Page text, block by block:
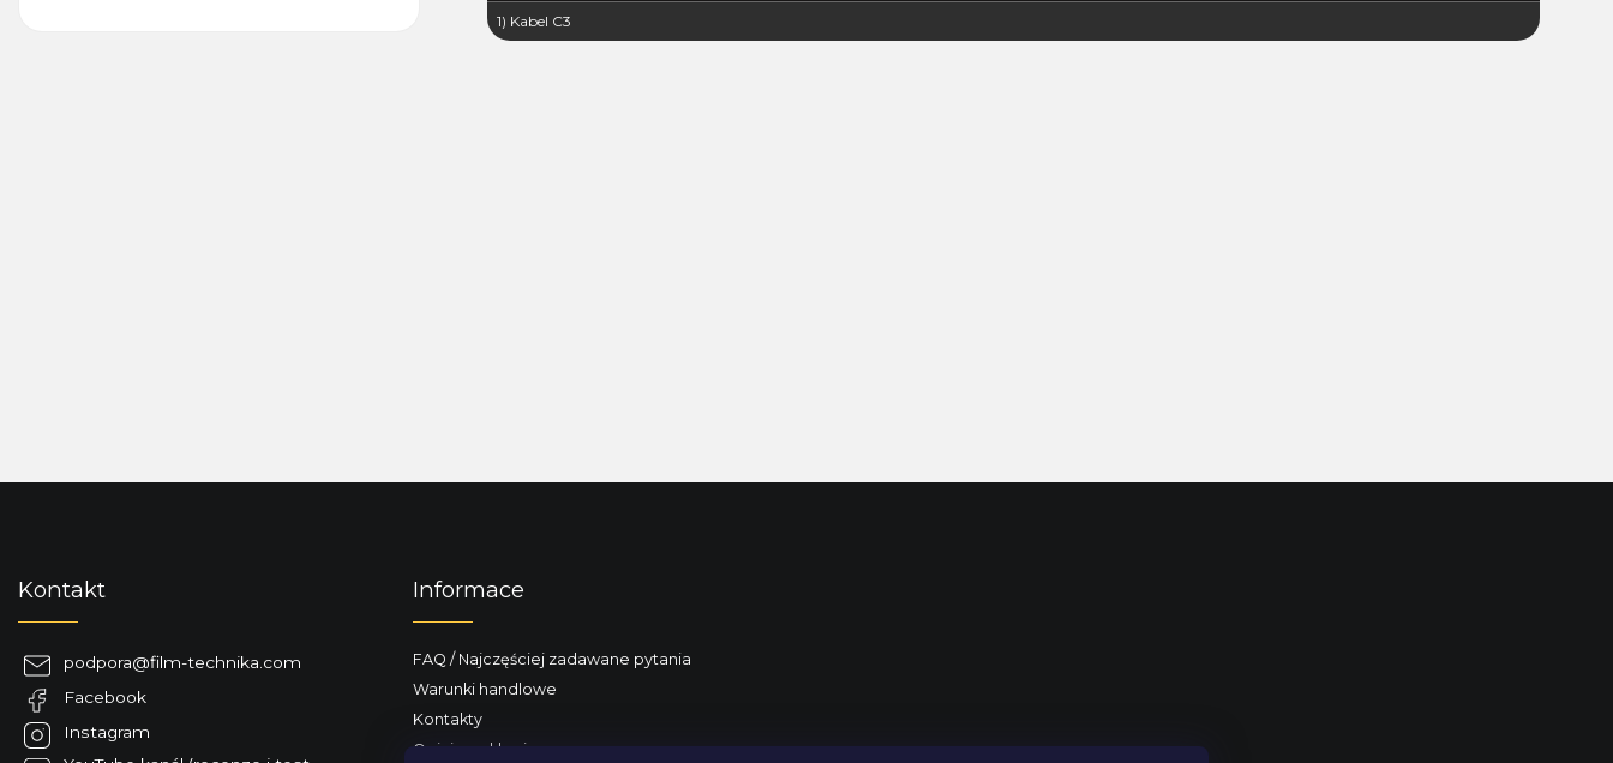
1) Kabel C3
Kontakt
podpora@film-technika.com
Facebook
Instagram
Informace
FAQ / Najczęściej zadawane pytania
Warunki handlowe
Kontakty
Opinie o sklepie